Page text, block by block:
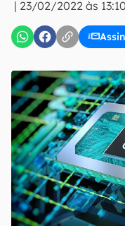
| 23/02/2022 às 13:10
Confirmo que li,
Uso e Política de